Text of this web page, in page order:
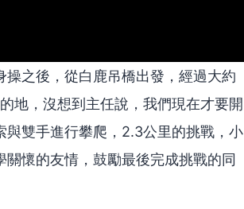
之後，從白鹿吊橋出發，經過大約
地，沒想到主任說，我們現在才要開
雙手進行攀爬，2.3公里的挑戰，小
懷的友情，鼓勵最後完成挑戰的同